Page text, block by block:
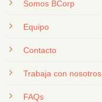
Somos BCorp
Equipo
Contacto
Trabaja con nosotros
FAQs